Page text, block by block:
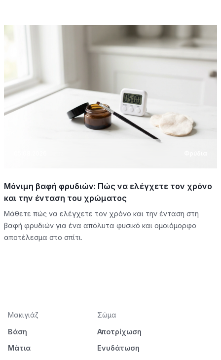
Μόνιμη βαφή φρυδιών: Πώς να ελέγχετε τον χρόνο
και την ένταση του χρώματος
Μάθετε πώς να ελέγχετε τον χρόνο και την ένταση στη
βαφή φρυδιών για ένα απόλυτα φυσικό και ομοιόμορφο
αποτέλεσμα στο σπίτι.
Μακιγιάζ
Βάση
Μάτια
Σώμα
Αποτρίχωση
Ενυδάτωση